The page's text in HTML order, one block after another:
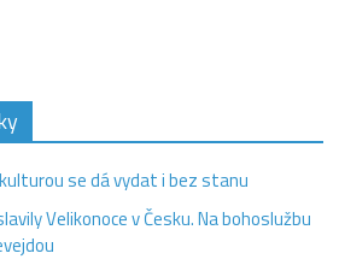
se dá vydat i bez stanu
Velikonoce v Česku. Na bohoslužbu